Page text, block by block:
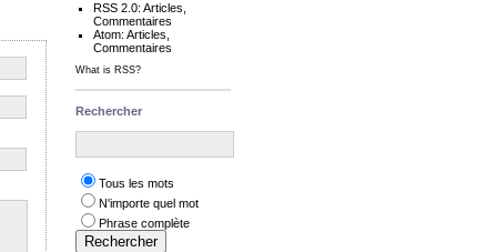
RSS 2.0:Articles,
Commentaires
Atom:Articles,
Commentaires
What is RSS?
Rechercher
Tous les mots
N'importe quel mot
Phrase complète